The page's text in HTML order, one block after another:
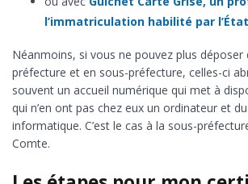
l’immatriculation habilité par l’État
Néanmoins, si vous ne pouvez plus déposer
préfecture et en sous-préfecture, celles-ci
souvent un accueil numérique qui met à
qui n’en ont pas chez eux un ordinateur et
informatique. C’est le cas à la sous-
Comte.